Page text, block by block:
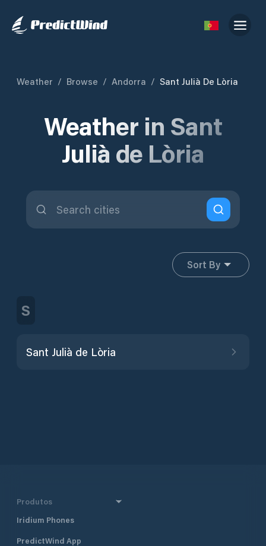
Weather / Browse / Andorra / Sant Julià De Lòria
Weather in Sant
Julià de Lòria
Sort By
S
Sant Julià de Lòria
Produtos
Iridium Phones
PredictWind App